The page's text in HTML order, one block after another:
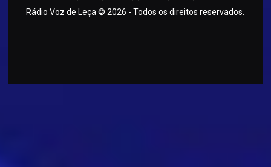
Rádio Voz de Leça © 2026 - Todos os direitos reservados.